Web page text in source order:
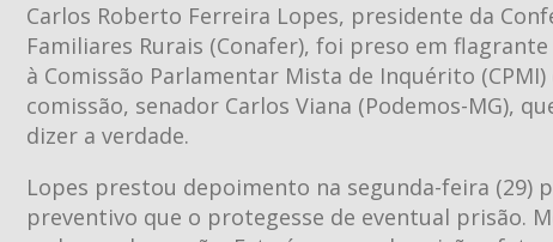
Carlos Roberto Ferreira Lopes, presidente da
Familiares Rurais (Conafer), foi preso em
à Comissão Parlamentar Mista de Inquérito
comissão, senador Carlos Viana (Podemos-MG),
dizer a verdade.
Lopes prestou depoimento na segunda-feira (29)
preventivo que o protegesse de eventual prisão.